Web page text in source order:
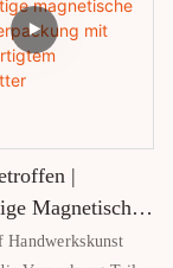
|
Magnetische
Mit
Handwerkskunst